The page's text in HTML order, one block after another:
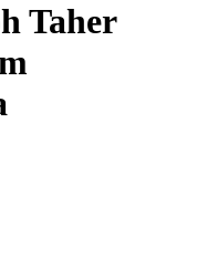
Taher